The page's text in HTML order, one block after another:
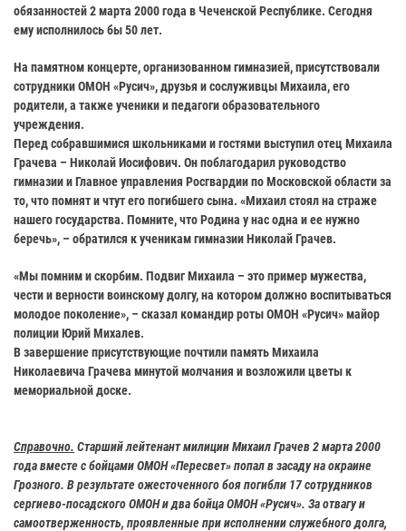
обязанностей 2 марта 2000 года в Чеченской Республике. Сегодня
ему исполнилось бы 50 лет.
На памятном концерте, организованном гимназией, присутствовали
сотрудники ОМОН «Русич», друзья и сослуживцы Михаила, его
родители, а также ученики и педагоги образовательного
учреждения.
Перед собравшимися школьниками и гостями выступил отец Михаила
Грачева – Николай Иосифович. Он поблагодарил руководство
гимназии и Главное управления Росгвардии по Московской области за
то, что помнят и чтут его погибшего сына. «Михаил стоял на страже
нашего государства. Помните, что Родина у нас одна и ее нужно
беречь», – обратился к ученикам гимназии Николай Грачев.
«Мы помним и скорбим. Подвиг Михаила – это пример мужества,
чести и верности воинскому долгу, на котором должно воспитываться
молодое поколение», – сказал командир роты ОМОН «Русич» майор
полиции Юрий Михалев.
В завершение присутствующие почтили память Михаила
Николаевича Грачева минутой молчания и возложили цветы к
мемориальной доске.
Справочно. Старший лейтенант милиции Михаил Грачев 2 марта 2000
года вместе с бойцами ОМОН «Пересвет» попал в засаду на окраине
Грозного. В результате ожесточенного боя погибли 17 сотрудников
сергиево-посадского ОМОН и два бойца ОМОН «Русич». За отвагу и
самоотверженность, проявленные при исполнении служебного долга,